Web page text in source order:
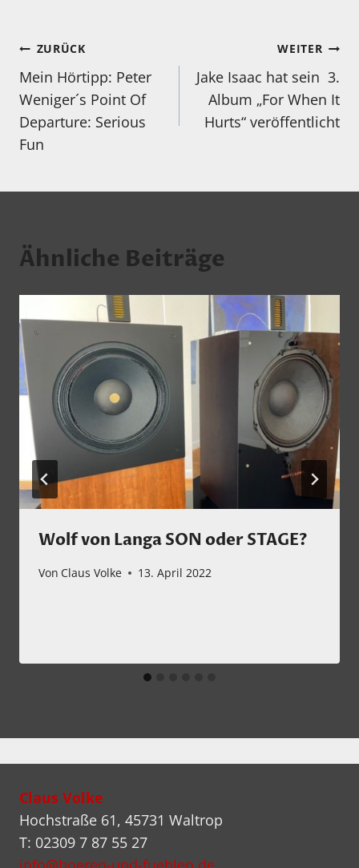
Beitragsnavigation
ZURÜCK
Mein Hörtipp: Peter
Weniger´s Point Of
Departure: Serious
Fun
WEITER
Jake Isaac hat sein 3.
Album „For When It
Hurts“ veröffentlicht
Ähnliche Beiträge
Wolf von Langa SON oder STAGE?
Von Claus Volke 13. April 2022
Claus Volke
Hochstraße 61, 45731 Waltrop
T: 02309 7 87 55 27